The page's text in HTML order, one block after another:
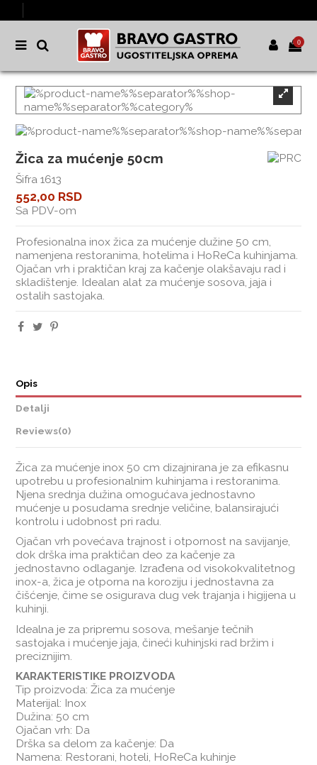
0
Žica za mućenje 50cm
Šifra 1613
552,00 RSD
Sa PDV-om
Profesionalna inox žica za mućenje dužine 50 cm,
namenjena restoranima, hotelima i HoReCa kuhinjama.
Ojačan vrh i praktičan kraj za kačenje olakšavaju rad i
skladištenje. Idealan alat za mućenje sosova, jaja i
ostalih sastojaka.
Opis
Detalji
Reviews(0)
Žica za mućenje inox 50 cm dizajnirana je za efikasnu
upotrebu u profesionalnim kuhinjama i restoranima.
Njena srednja dužina omogućava jednostavno
mućenje u posudama srednje veličine, balansirajući
kontrolu i udobnost pri radu.
Ojačan vrh povećava trajnost i otpornost na savijanje,
dok drška ima praktičan deo za kačenje za
jednostavno odlaganje. Izrađena od visokokvalitetnog
inox-a, žica je otporna na koroziju i jednostavna za
čišćenje, čime se osigurava dug vek trajanja i higijena u
kuhinji.
Idealna je za pripremu sosova, mešanje tečnih
sastojaka i mućenje jaja, čineći kuhinjski rad bržim i
preciznijim.
KARAKTERISTIKE PROIZVODA
Tip proizvoda: Žica za mućenje
Materijal: Inox
Dužina: 50 cm
Ojačan vrh: Da
Drška sa delom za kačenje: Da
Namena: Restorani, hoteli, HoReCa kuhinje